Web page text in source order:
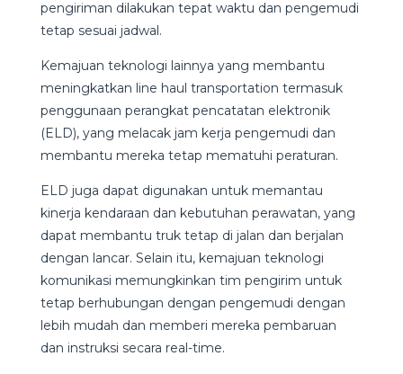
pengiriman dilakukan tepat waktu dan pengemudi
tetap sesuai jadwal.
Kemajuan teknologi lainnya yang membantu
meningkatkan line haul transportation termasuk
penggunaan perangkat pencatatan elektronik
(ELD), yang melacak jam kerja pengemudi dan
membantu mereka tetap mematuhi peraturan.
ELD juga dapat digunakan untuk memantau
kinerja kendaraan dan kebutuhan perawatan, yang
dapat membantu truk tetap di jalan dan berjalan
dengan lancar. Selain itu, kemajuan teknologi
komunikasi memungkinkan tim pengirim untuk
tetap berhubungan dengan pengemudi dengan
lebih mudah dan memberi mereka pembaruan
dan instruksi secara real-time.